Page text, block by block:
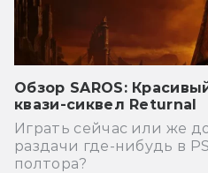
Обзор SAROS:
квази-сиквел Returnal
Играть сейчас или же
раздачи где-нибудь в
полтора?